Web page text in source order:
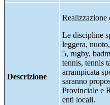
Descrizione
Realizzazione
Le discipline
leggera,
5, rugby,
tennis, tennis
arrampicata
saranno
Provinciale e
enti locali.